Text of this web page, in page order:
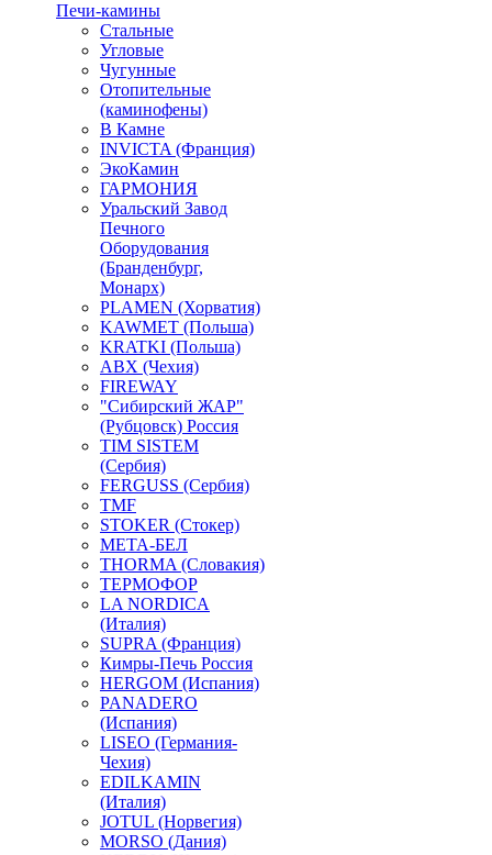
Печи-камины
Стальные
Угловые
Чугунные
Отопительные
(каминофены)
В Камне
INVICTA (Франция)
ЭкоКамин
ГАРМОНИЯ
Уральский Завод
Печного
Оборудования
(Бранденбург,
Монарх)
PLAMEN (Хорватия)
KAWMET (Польша)
KRATKI (Польша)
ABX (Чехия)
FIREWAY
"Сибирский ЖАР"
(Рубцовск) Россия
TIM SISTEM
(Сербия)
FERGUSS (Сербия)
TMF
STOKER (Стокер)
МЕТА-БЕЛ
THORMA (Словакия)
ТЕРМОФОР
LA NORDICA
(Италия)
SUPRA (Франция)
Кимры-Печь Россия
HERGOM (Испания)
PANADERO
(Испания)
LISEO (Германия-
Чехия)
EDILKAMIN
(Италия)
JOTUL (Норвегия)
MORSO (Дания)